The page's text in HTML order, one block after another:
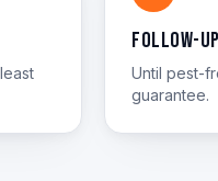
Follow-up
Until pest-
guarantee.